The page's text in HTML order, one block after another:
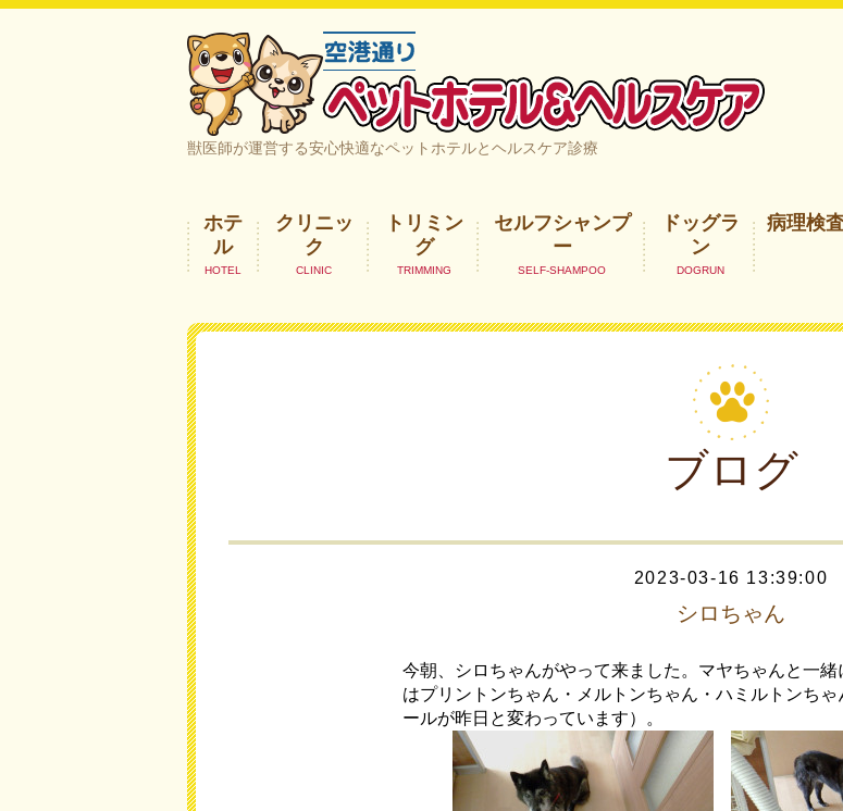
空港通りペットホテル＆ヘルスケア｜山口県宇部市
獣医師が運営する安心快適なペットホテルとヘルスケア診療
ホテ
ル
クリニッ
ク
トリミン
グ
セルフシャンプ
ー
ドッグラ
ン
病理検
ブログ
2023-03-16 13:39:00
シロちゃん
今朝、シロちゃんがやって来ました。マヤちゃんと一
はプリントンちゃん・メルトンちゃん・ハミルトンち
ールが昨日と変わっています）。